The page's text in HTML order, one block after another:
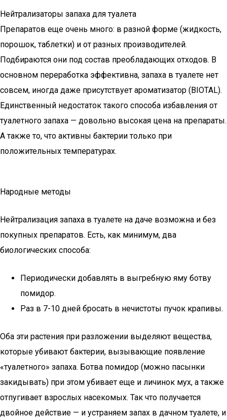
Нейтрализаторы запаха для туалета
Препаратов еще очень много: в разной форме (жидкость,
порошок, таблетки) и от разных производителей.
Подбираются они под состав преобладающих отходов. В
основном переработка эффективна, запаха в туалете нет
совсем, иногда даже присутствует ароматизатор (BIOTAL).
Единственный недостаток такого способа избавления от
туалетного запаха — довольно высокая цена на препараты.
А также то, что активны бактерии только при
положительных температурах.
Народные методы
Нейтрализация запаха в туалете на даче возможна и без
покупных препаратов. Есть, как минимум, два
биологических способа:
Периодически добавлять в выгребную яму ботву
помидор.
Раз в 7-10 дней бросать в нечистоты пучок крапивы.
Оба эти растения при разложении выделяют вещества,
которые убивают бактерии, вызывающие появление
«туалетного» запаха. Ботва помидор (можно пасынки
закидывать) при этом убивает еще и личинок мух, а также
отпугивает взрослых насекомых. Так что получается
двойное действие — и устраняем запах в дачном туалете, и